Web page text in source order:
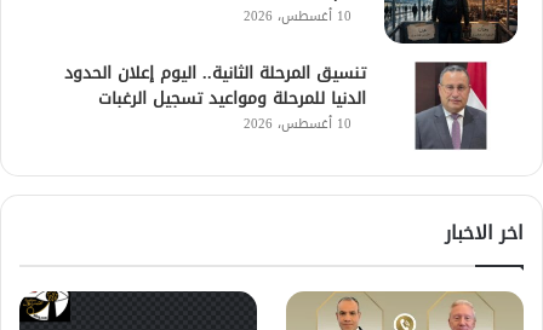
10 أغسطس، 2026
تنسيق المرحلة الثانية.. اليوم إعلان الحدود
الدنيا للمرحلة ومواعيد تسجيل الرغبات
10 أغسطس، 2026
اخر الاخبار